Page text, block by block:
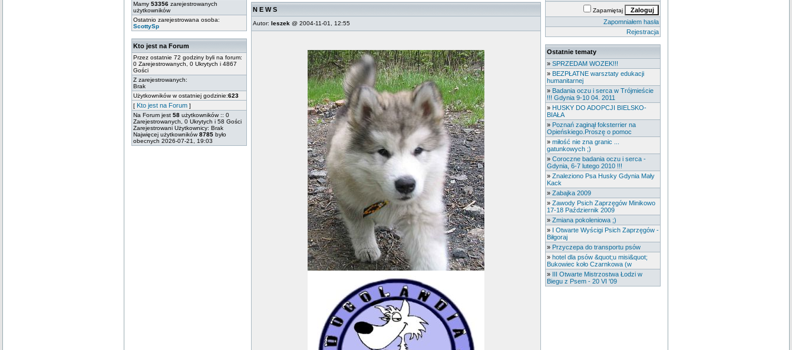
Mamy 53356 zarejestrowanych
użytkowników
Ostatnio zarejestrowana osoba:
ScottySp
Kto jest na Forum
Przez ostatnie 72 godziny byli na forum:
0 Zarejestrowanych, 0 Ukrytych i 4867
Gości
Z zarejestrowanych:
Brak
Użytkowników w ostatniej godzinie:623
[ Kto jest na Forum ]
Na Forum jest 58 użytkowników :: 0
Zarejestrowanych, 0 Ukrytych i 58 Gości
Zarejestrowani Użytkownicy: Brak
Najwięcej użytkowników8785 było
obecnych 2026-07-21, 19:03
N E W S
Autor: leszek @ 2004-11-01, 12:55
Zapamiętaj
Zapomniałem hasła
Rejestracja
Ostatnie tematy
» SPRZEDAM WOZEK!!!
» BEZPŁATNE warsztaty edukacji
humanitarnej
» Badania oczu i serca w Trójmieście
!!! Gdynia 9-10 04. 2011
» HUSKY DO ADOPCJI BIELSKO-
BIAŁA
» Poznań zaginął foksterrier na
Opieńskiego.Proszę o pomoc
» miłość nie zna granic ...
gatunkowych ;)
» Coroczne badania oczu i serca -
Gdynia, 6-7 lutego 2010 !!!
» Znaleziono Psa Husky Gdynia Mały
Kack
» Zabajka 2009
» Zawody Psich Zaprzęgów Minikowo
17-18 Październik 2009
» Zmiana pokoleniowa ;)
» I Otwarte Wyścigi Psich Zaprzęgów -
Biłgoraj
» Przyczepa do transportu psów
» hotel dla psów &quot;u misi&quot;
Bukowiec koło Czarnkowa (w
» III Otwarte Mistrzostwa Łodzi w
Biegu z Psem - 20 VI '09